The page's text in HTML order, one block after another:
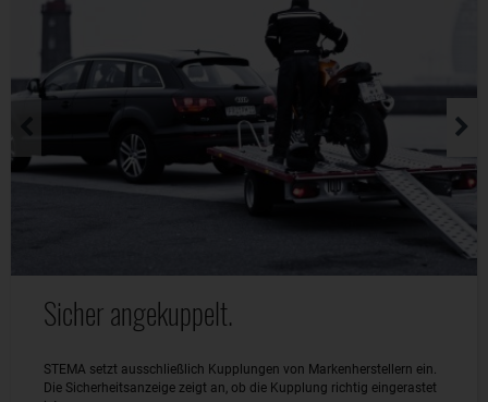
Sicher angekuppelt.
STEMA setzt ausschließlich Kupplungen von Markenherstellern ein.
Die Sicherheitsanzeige zeigt an, ob die Kupplung richtig eingerastet